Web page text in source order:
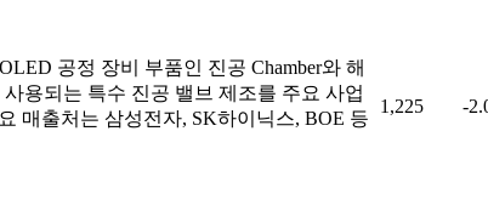
공정 장비 부품인 진공 Chamber와 해
사용되는 특수 진공 밸브 제조를 주요 사업
매출처는 삼성전자, SK하이닉스, BOE 등
1,225 -